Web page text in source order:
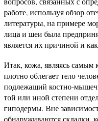
работе, используя обзор
литературы, на примере
лица и шеи была
является их причиной и
Итак, кожа, являясь самым
плотно облегает тело
подлежащий костно-
той или иной степени
гиподермы. Вне
обнаруживаются складки,